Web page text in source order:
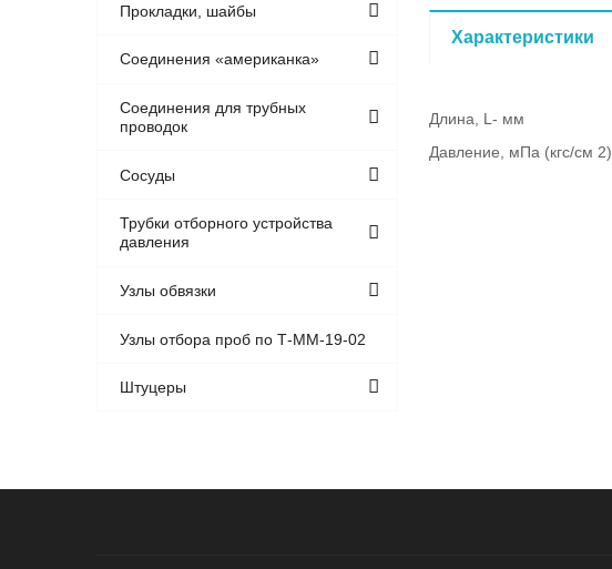
Прокладки, шайбы
Соединения «американка»
Соединения для трубных
проводок
Сосуды
Трубки отборного устройства
давления
Узлы обвязки
Узлы отбора проб по Т-ММ-19-02
Штуцеры
Характеристики
Длина, L- мм
Давление, мПа (кгс/см 2)